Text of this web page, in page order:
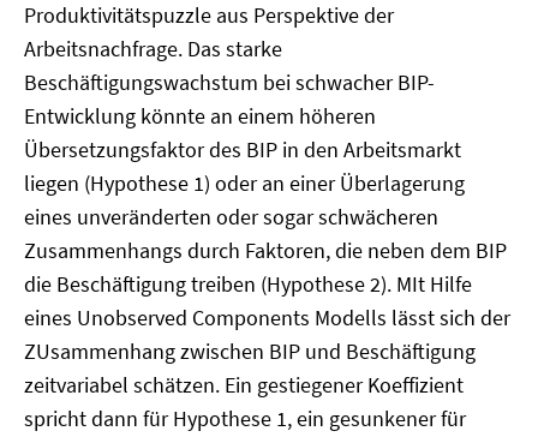
Produktivitätspuzzle aus Perspektive der
Arbeitsnachfrage. Das starke
Beschäftigungswachstum bei schwacher BIP-
Entwicklung könnte an einem höheren
Übersetzungsfaktor des BIP in den Arbeitsmarkt
liegen (Hypothese 1) oder an einer Überlagerung
eines unveränderten oder sogar schwächeren
Zusammenhangs durch Faktoren, die neben dem BIP
die Beschäftigung treiben (Hypothese 2). MIt Hilfe
eines Unobserved Components Modells lässt sich der
ZUsammenhang zwischen BIP und Beschäftigung
zeitvariabel schätzen. Ein gestiegener Koeffizient
spricht dann für Hypothese 1, ein gesunkener für